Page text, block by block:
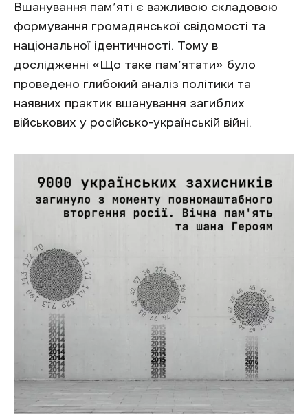
Вшанування пам’яті є важливою складовою
формування громадянської свідомості та
національної ідентичності. Тому в
дослідженні «Що таке пам’ятати» було
проведено глибокий аналіз політики та
наявних практик вшанування загиблих
військових у російсько-українській війні.